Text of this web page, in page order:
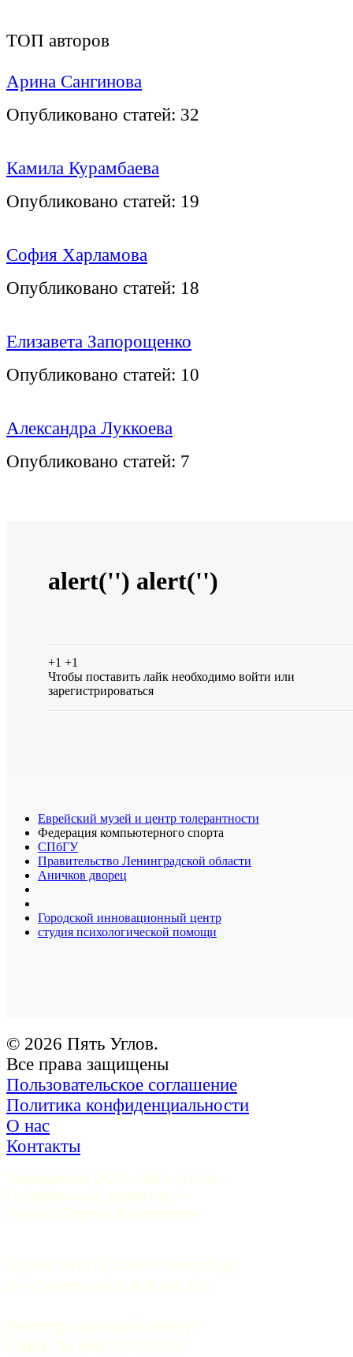
ТОП авторов
Арина Сангинова
Опубликовано статей: 32
Камила Курамбаева
Опубликовано статей: 19
София Харламова
Опубликовано статей: 18
Елизавета Запорощенко
Опубликовано статей: 10
Александра Луккоева
Опубликовано статей: 7
alert('') alert('')
+1 +1
Чтобы поставить лайк необходимо войти или
зарегистрироваться
Еврейский музей и центр толерантности
Федерация компьютерного спорта
СПбГУ
Правительство Ленинградской области
Аничков дворец
Городской инновационный центр
студия психологической помощи
© 2026 Пять Углов.
Все права защищены
Пользовательское соглашение
Политика конфиденциальности
О нас
Контакты
Учредитель ООО «Пять углов».
Генеральный директор —
Грачев Сергей Викторович
Адрес: 191015, Санкт-Петербург,
9-я Советская, д.4-6, оф.415
Регистрационный номер
СМИ: Эл №ФС77-37070.